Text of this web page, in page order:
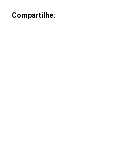
Compartilhe: